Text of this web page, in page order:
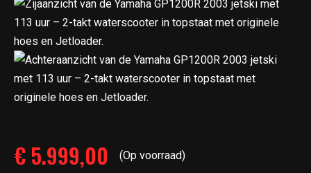
€ 5.999,00 (Op voorraad)